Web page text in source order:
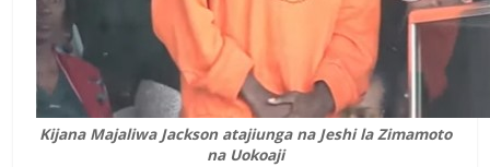
Kijana Majaliwa Jackson atajiunga na Jeshi la Zimamoto
na Uokoaji